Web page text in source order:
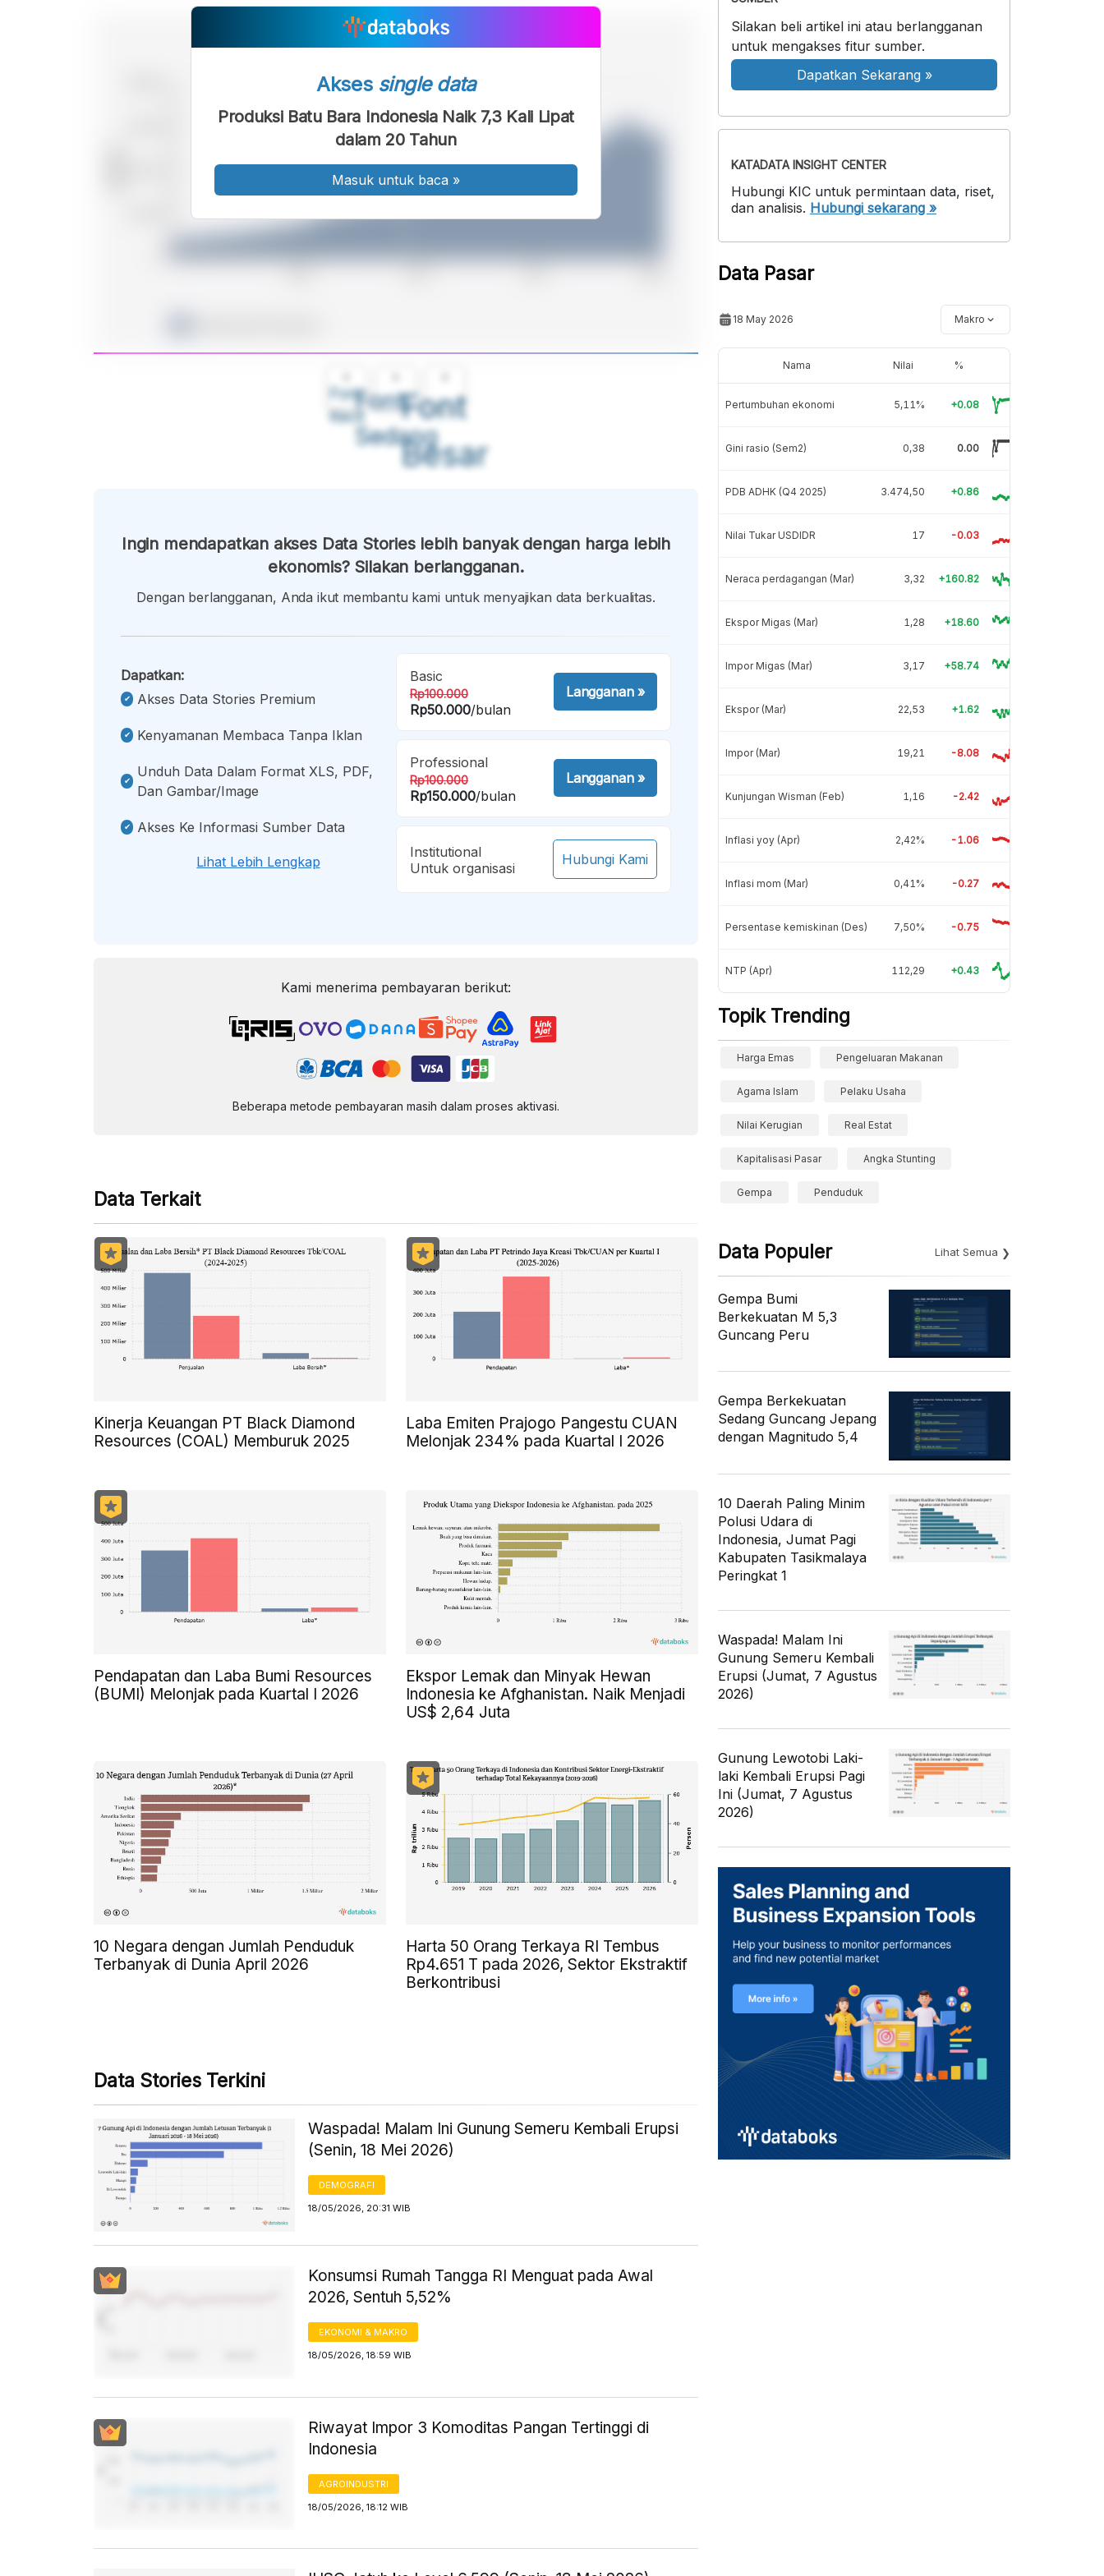
Font
Kecil
Font
Sedang
Font
Besar
Akses single data
Produksi Batu Bara Indonesia Naik 7,3 Kali Lipat
dalam 20 Tahun
Masuk untuk baca »
Ingin mendapatkan akses Data Stories lebih banyak dengan harga lebih
ekonomis? Silakan berlangganan.
Dengan berlangganan, Anda ikut membantu kami untuk menyajikan data berkualitas.
Dapatkan:
Akses Data Stories Premium
Kenyamanan Membaca Tanpa Iklan
Unduh Data Dalam Format XLS, PDF,
Dan Gambar/image
Akses Ke Informasi Sumber Data
Lihat Lebih Lengkap
Basic
Rp100.000
Rp50.000/bulan
Langganan»
Professional
Rp100.000
Rp150.000/bulan
Langganan»
Institutional
Untuk organisasi
Hubungi Kami
Kami menerima pembayaran berikut:
Beberapa metode pembayaran masih dalam proses aktivasi.
Data Terkait
Kinerja Keuangan PT Black Diamond
Resources (COAL) Memburuk 2025
Laba Emiten Prajogo Pangestu CUAN
Melonjak 234% pada Kuartal I 2026
Pendapatan dan Laba Bumi Resources
(BUMI) Melonjak pada Kuartal I 2026
Ekspor Lemak dan Minyak Hewan
Indonesia ke Afghanistan. Naik Menjadi
US$ 2,64 Juta
10 Negara dengan Jumlah Penduduk
Terbanyak di Dunia April 2026
Harta 50 Orang Terkaya RI Tembus
Rp4.651 T pada 2026, Sektor Ekstraktif
Berkontribusi
Data Stories Terkini
Waspada! Malam Ini Gunung Semeru Kembali Erupsi
(Senin, 18 Mei 2026)
DEMOGRAFI
18/05/2026, 20:31 WIB
Konsumsi Rumah Tangga RI Menguat pada Awal
2026, Sentuh 5,52%
EKONOMI & MAKRO
18/05/2026, 18:59 WIB
Riwayat Impor 3 Komoditas Pangan Tertinggi di
Indonesia
AGROINDUSTRI
18/05/2026, 18:12 WIB
Silakan beli artikel ini atau berlangganan
untuk mengakses fitur sumber.
Dapatkan Sekarang »
KATADATA INSIGHT CENTER
Hubungi KIC untuk permintaan data, riset,
dan analisis. Hubungi sekarang »
Data Pasar
18 May 2026 Makro
Nama Nilai %
Pertumbuhan ekonomi 5,11% +0.08
Gini rasio (Sem2) 0,38 0.00
PDB ADHK (Q4 2025) 3.474,50 +0.86
Nilai Tukar USDIDR 17 -0.03
Neraca perdagangan (Mar) 3,32 +160.82
Ekspor Migas (Mar) 1,28 +18.60
Impor Migas (Mar) 3,17 +58.74
Ekspor (Mar) 22,53 +1.62
Impor (Mar) 19,21 -8.08
Kunjungan Wisman (Feb) 1,16 -2.42
Inflasi yoy (Apr) 2,42% -1.06
Inflasi mom (Mar) 0,41% -0.27
Persentase kemiskinan (Des) 7,50% -0.75
NTP (Apr) 112,29 +0.43
Topik Trending
Harga Emas Pengeluaran Makanan
Agama Islam Pelaku Usaha
Nilai Kerugian Real Estat
Kapitalisasi Pasar Angka Stunting
Gempa Penduduk
Data Populer Lihat Semua
Gempa Bumi
Berkekuatan M 5,3
Guncang Peru
Gempa Berkekuatan
Sedang Guncang Jepang
dengan Magnitudo 5,4
10 Daerah Paling Minim
Polusi Udara di
Indonesia, Jumat Pagi
Kabupaten Tasikmalaya
Peringkat 1
Waspada! Malam Ini
Gunung Semeru Kembali
Erupsi (Jumat, 7 Agustus
2026)
Gunung Lewotobi Laki-
laki Kembali Erupsi Pagi
Ini (Jumat, 7 Agustus
2026)